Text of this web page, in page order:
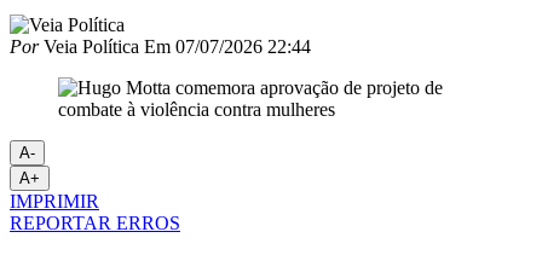
PorVeia Política Em 07/07/2026 22:44
A-
A+
IMPRIMIR
REPORTAR ERROS